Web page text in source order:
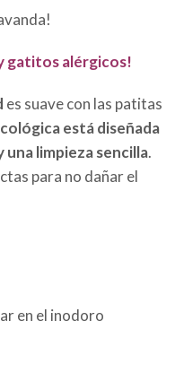
gatitos alérgicos!
es suave con las patitas
está diseñada
limpieza sencilla.
para no dañar el
en el inodoro